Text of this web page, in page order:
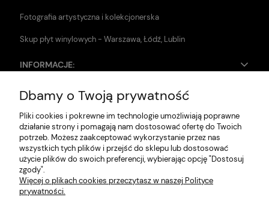
Fotografia artystyczna i kolekcjonerska
Skup płyt winylowych - Warszawa, Łódź, Lublin
INFORMACJE:
Zwroty i reklamacje
Dane firmy
Jak szukać?
Polityka prywatności
Regulamin
Dbamy o Twoją prywatność
Pliki cookies i pokrewne im technologie umożliwiają poprawne
działanie strony i pomagają nam dostosować ofertę do Twoich
potrzeb. Możesz zaakceptować wykorzystanie przez nas
wszystkich tych plików i przejść do sklepu lub dostosować
użycie plików do swoich preferencji, wybierając opcję "Dostosuj
zgody".
Więcej o plikach cookies przeczytasz w naszej Polityce
prywatności.